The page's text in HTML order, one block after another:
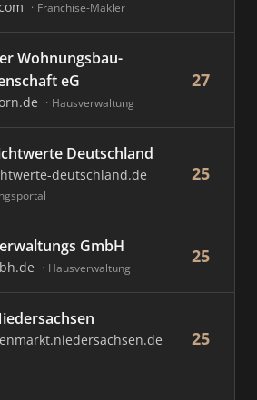
Franchise-Makler
Wohnungsbau-
eG
Hausverwaltung
27
Deutschland
deutschland.de 25
GmbH
Hausverwaltung
25
25